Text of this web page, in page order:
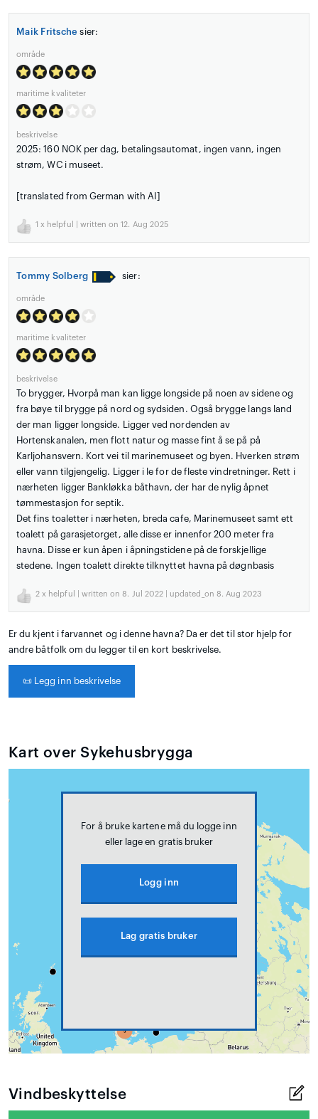
Maik Fritsche sier:
område
maritime kvaliteter
beskrivelse
2025: 160 NOK per dag, betalingsautomat, ingen vann, ingen
strøm, WC i museet.
[translated from German with AI]
1 x helpful | written on 12. Aug 2025
Tommy Solberg sier:
område
maritime kvaliteter
beskrivelse
To brygger, Hvorpå man kan ligge longside på noen av sidene og
fra bøye til brygge på nord og sydsiden. Også brygge langs land
der man ligger longside. Ligger ved nordenden av
Hortenskanalen, men flott natur og masse fint å se på på
Karljohansvern. Kort vei til marinemuseet og byen. Hverken strøm
eller vann tilgjengelig. Ligger i le for de fleste vindretninger. Rett i
nærheten ligger Bankløkka båthavn, der har de nylig åpnet
tømmestasjon for septik.
Det fins toaletter i nærheten, breda cafe, Marinemuseet samt ett
toalett på garasjetorget, alle disse er innenfor 200 meter fra
havna. Disse er kun åpen i åpningstidene på de forskjellige
stedene. Ingen toalett direkte tilknyttet havna på døgnbasis
2 x helpful | written on 8. Jul 2022 | updated_on 8. Aug 2023
Er du kjent i farvannet og i denne havna? Da er det til stor hjelp for
andre båtfolk om du legger til en kort beskrivelse.
📜 Legg inn beskrivelse
Kart over Sykehusbrygga
For å bruke kartene må du logge inn
eller lage en gratis bruker
Logg inn
Lag gratis bruker
Vindbeskyttelse